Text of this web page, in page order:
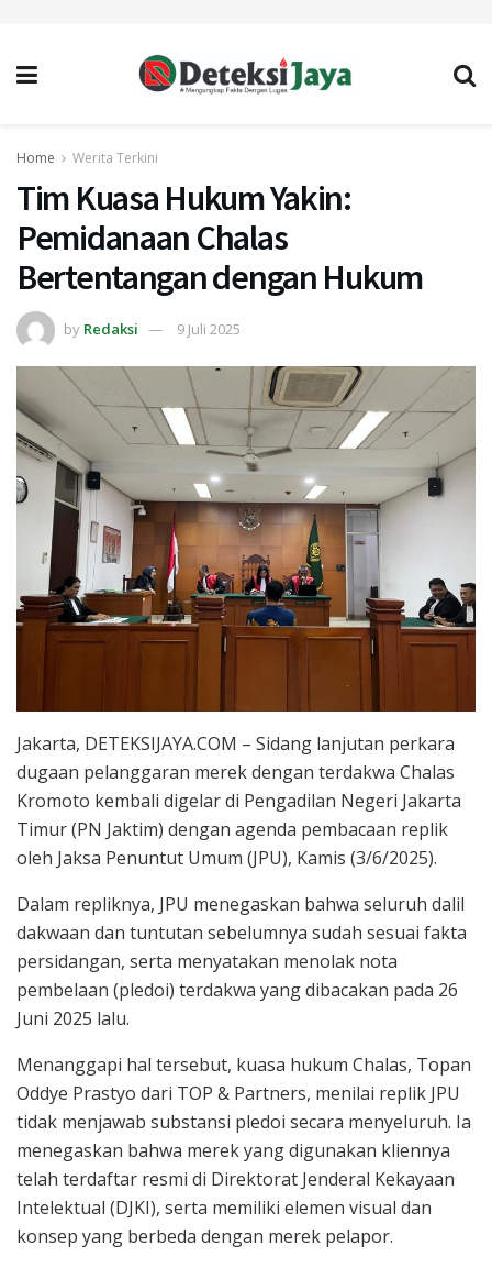
Home Werita Terkini
Tim Kuasa Hukum Yakin:
Pemidanaan Chalas
Bertentangan dengan Hukum
by Redaksi 9 Juli 2025
Jakarta, DETEKSIJAYA.COM – Sidang lanjutan perkara
dugaan pelanggaran merek dengan terdakwa Chalas
Kromoto kembali digelar di Pengadilan Negeri Jakarta
Timur (PN Jaktim) dengan agenda pembacaan replik
oleh Jaksa Penuntut Umum (JPU), Kamis (3/6/2025).
Dalam repliknya, JPU menegaskan bahwa seluruh dalil
dakwaan dan tuntutan sebelumnya sudah sesuai fakta
persidangan, serta menyatakan menolak nota
pembelaan (pledoi) terdakwa yang dibacakan pada 26
Juni 2025 lalu.
Menanggapi hal tersebut, kuasa hukum Chalas, Topan
Oddye Prastyo dari TOP & Partners, menilai replik JPU
tidak menjawab substansi pledoi secara menyeluruh. Ia
menegaskan bahwa merek yang digunakan kliennya
telah terdaftar resmi di Direktorat Jenderal Kekayaan
Intelektual (DJKI), serta memiliki elemen visual dan
konsep yang berbeda dengan merek pelapor.